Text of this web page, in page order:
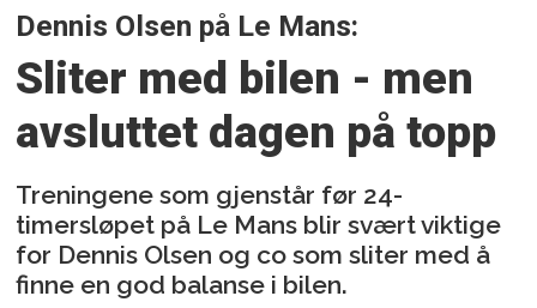
Dennis Olsen på Le Mans:
Sliter med bilen - men
avsluttet dagen på topp
Treningene som gjenstår før 24-
timersløpet på Le Mans blir svært viktige
for Dennis Olsen og co som sliter med å
finne en god balanse i bilen.